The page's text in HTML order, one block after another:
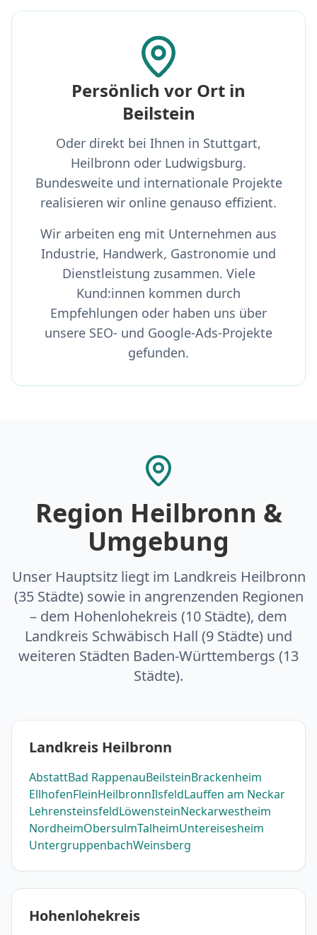
Persönlich vor Ort in
Beilstein
Oder direkt bei Ihnen in Stuttgart,
Heilbronn oder Ludwigsburg.
Bundesweite und internationale Projekte
realisieren wir online genauso effizient.
Wir arbeiten eng mit Unternehmen aus
Industrie, Handwerk, Gastronomie und
Dienstleistung zusammen. Viele
Kund:innen kommen durch
Empfehlungen oder haben uns über
unsere SEO- und Google-Ads-Projekte
gefunden.
Region Heilbronn &
Umgebung
Unser Hauptsitz liegt im Landkreis Heilbronn
(35 Städte) sowie in angrenzenden Regionen
– dem Hohenlohekreis (10 Städte), dem
Landkreis Schwäbisch Hall (9 Städte) und
weiteren Städten Baden-Württembergs (13
Städte).
Landkreis Heilbronn
AbstattBad RappenauBeilsteinBrackenheim
EllhofenFleinHeilbronnIlsfeldLauffen am Neckar
LehrensteinsfeldLöwensteinNeckarwestheim
NordheimObersulmTalheimUntereisesheim
UntergruppenbachWeinsberg
Hohenlohekreis